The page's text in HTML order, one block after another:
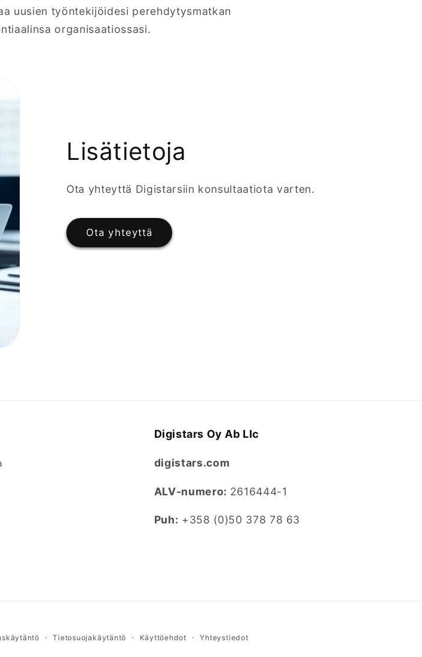
uusien työntekijöidesi perehdytysmatkan
organisaatiossasi.
Lisätietoja
Ota yhteyttä Digistarsiin konsultaatiota varten.
Ota yhteyttä
Digistars Oy Ab Llc
digistars.com
ALV-numero: 2616444-1
Puh: +358 (0)50 378 78 63
Tietosuojakäytäntö Käyttöehdot Yhteystiedot